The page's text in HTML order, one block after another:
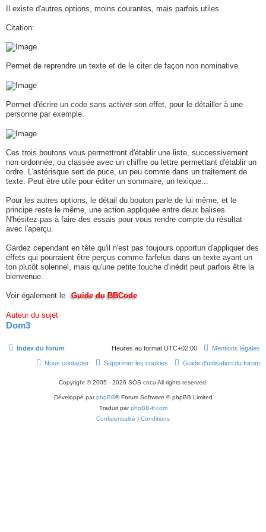
Il existe d'autres options, moins courantes, mais parfois utiles.
Citation:
Permet de reprendre un texte et de le citer de façon non nominative.
Permet d'écrire un code sans activer son effet, pour le détailler à une
personne par exemple.
Ces trois boutons vous permettront d'établir une liste, successivement
non ordonnée, ou classée avec un chiffre ou lettre permettant d'établir un
ordre. L'astérisque sert de puce, un peu comme dans un traitement de
texte. Peut être utile pour éditer un sommaire, un lexique...
Pour les autres options, le détail du bouton parle de lui même, et le
principe reste le même, une action appliquée entre deux balises.
N'hésitez pas à faire des essais pour vous rendre compte du résultat
avec l'aperçu.
Gardez cependant en tête qu'il n'est pas toujours opportun d'appliquer des
effets qui pourraient être perçus comme farfelus dans un texte ayant un
ton plutôt solennel, mais qu'une petite touche d'inédit peut parfois être la
bienvenue.
Voir également le Guide du BBCode
Auteur du sujet
Dom3
Index du forum Mentions légales
Heures au format UTC+02:00
Guide d'utilisation du forum
Supprimer les cookies
Nous contacter
Copyright © 2005 - 2026 SOS cocu All rights reserved.
Développé parphpBB® Forum Software © phpBB Limited
Traduit parphpBB-fr.com
Confidentialité | Conditions